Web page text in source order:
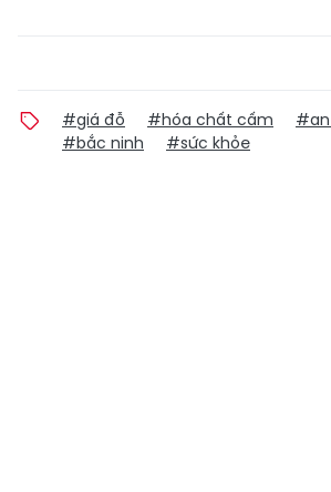
#giá đỗ #hóa chất cấm
#bắc ninh
#sức khỏe